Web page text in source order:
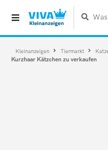
Kleinanzeigen Tiermarkt
Kurzhaar Kätzchen zu verkaufen